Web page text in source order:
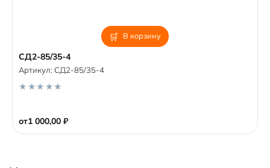
В корзину
СД2-85/35-4
от1 000,00 ₽
Артикул: СД2-85/35-4
u
t